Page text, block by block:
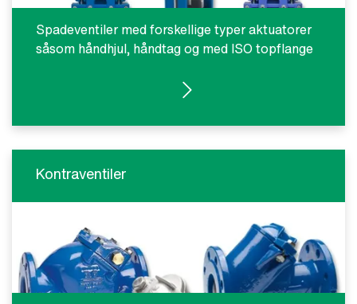
Spadeventiler med forskellige typer aktuatorer
såsom håndhjul, håndtag og med ISO topflange
SE PRODUKTER
Kontraventiler